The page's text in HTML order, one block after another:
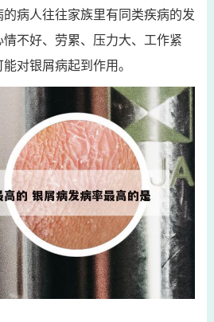
病人往往家族里有同类疾病的发
不好、劳累、压力大、工作紧
对银屑病起到作用。